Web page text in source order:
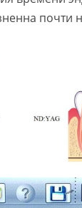
почти